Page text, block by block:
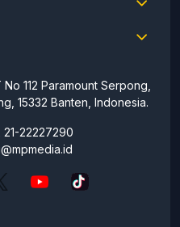
112 Paramount Serpong,
15332 Banten, Indonesia.
22227290